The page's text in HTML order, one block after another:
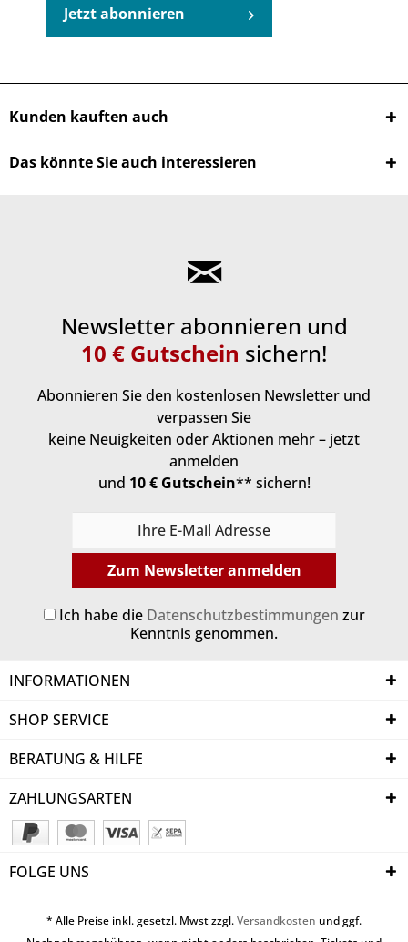
Jetzt abonnieren
Kunden kauften auch
Das könnte Sie auch interessieren
Newsletter abonnieren und
10 € Gutschein sichern!
Abonnieren Sie den kostenlosen Newsletter und
verpassen Sie
keine Neuigkeiten oder Aktionen mehr – jetzt
anmelden
und 10 € Gutschein** sichern!
Zum Newsletter anmelden
Ich habe die Datenschutzbestimmungen zur
Kenntnis genommen.
INFORMATIONEN
SHOP SERVICE
BERATUNG & HILFE
ZAHLUNGSARTEN
FOLGE UNS
* Alle Preise inkl. gesetzl. Mwst zzgl.Versandkosten und ggf.